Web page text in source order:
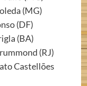
(MG)
(DF)
(BA)
(RJ)
Castellões